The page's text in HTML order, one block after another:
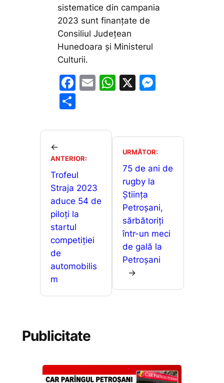
sistematice din campania
2023 sunt finanțate de
Consiliul Județean
Hunedoara și Ministerul
Culturii.
F
e
o
o
k
E
l
W
A
p
p
X
e
n
g
ta
a
z
ă
←
ANTERIOR:
Trofeul
Straja 2023
aduce 54 de
piloți la
startul
competiției
de
automobilis
m
URMĂTOR:
75 de ani de
rugby la
Știința
Petroșani,
sărbătoriți
într-un meci
de gală la
Petroșani
→
Publicitate